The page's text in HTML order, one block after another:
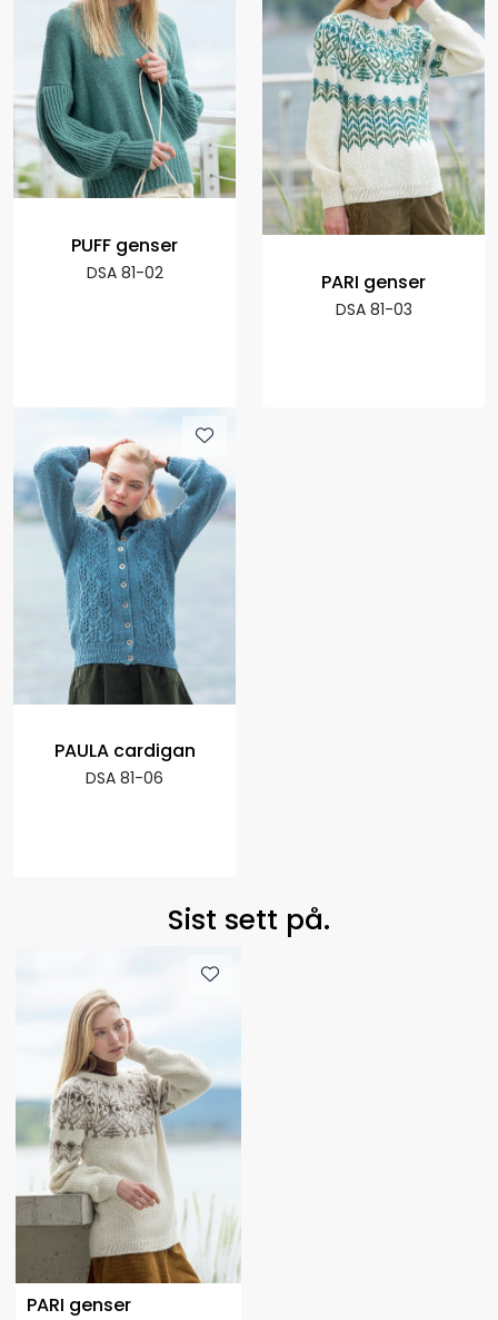
PUFF genser
DSA 81-02 PARI genser
DSA 81-03
PAULA cardigan
DSA 81-06
Sist sett på.
PARI genser